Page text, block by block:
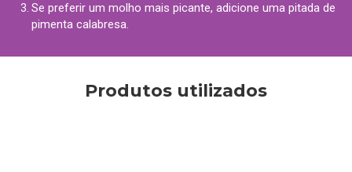
Se preferir um molho mais picante, adicione uma pitada de
pimenta calabresa.
Produtos utilizados